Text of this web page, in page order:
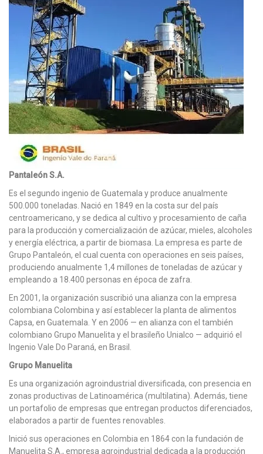
Pantaleón S.A.
Es el segundo ingenio de Guatemala y produce anualmente
500.000 toneladas. Nació en 1849 en la costa sur del país
centroamericano, y se dedica al cultivo y procesamiento de caña
para la producción y comercialización de azúcar, mieles, alcoholes
y energía eléctrica, a partir de biomasa. La empresa es parte de
Grupo Pantaleón, el cual cuenta con operaciones en seis países,
produciendo anualmente 1,4 millones de toneladas de azúcar y
empleando a 18.400 personas en época de zafra.
En 2001, la organización suscribió una alianza con la empresa
colombiana Colombina y así establecer la planta de alimentos
Capsa, en Guatemala. Y en 2006 — en alianza con el también
colombiano Grupo Manuelita y el brasileño Unialco — adquirió el
Ingenio Vale Do Paraná, en Brasil.
Grupo Manuelita
Es una organización agroindustrial diversificada, con presencia en
zonas productivas de Latinoamérica (multilatina). Además, tiene
un portafolio de empresas que entregan productos diferenciados,
elaborados a partir de fuentes renovables.
Inició sus operaciones en Colombia en 1864 con la fundación de
Manuelita S.A., empresa agroindustrial dedicada a la producción